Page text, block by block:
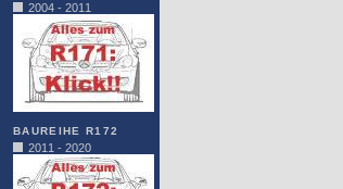
2004 - 2011
BAUREIHE R172
2011 - 2020